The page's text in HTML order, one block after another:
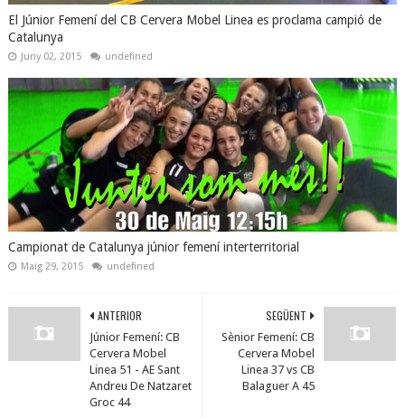
El Júnior Femení del CB Cervera Mobel Linea es proclama campió de
Catalunya
Juny 02, 2015 undefined
Campionat de Catalunya júnior femení interterritorial
Maig 29, 2015 undefined
SEGÜENT
Sènior Femení: CB
Cervera Mobel
Linea 37 vs CB
Balaguer A 45
ANTERIOR
Júnior Femení: CB
Cervera Mobel
Linea 51 - AE Sant
Andreu De Natzaret
Groc 44